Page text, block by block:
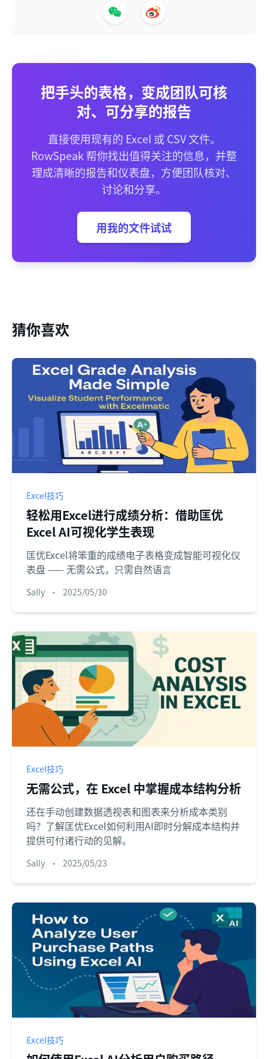
把手头的表格，变成团队可核
对、可分享的报告
直接使用现有的 Excel 或 CSV 文件。
RowSpeak 帮你找出值得关注的信息，并整
理成清晰的报告和仪表盘，方便团队核对、
讨论和分享。
用我的文件试试
猜你喜欢
Excel技巧
轻松用Excel进行成绩分析：借助匡优
Excel AI可视化学生表现
匡优Excel将笨重的成绩电子表格变成智能可视化仪
表盘 —— 无需公式，只需自然语言
Sally • 2025/05/30
Excel技巧
无需公式，在 Excel 中掌握成本结构分析
还在手动创建数据透视表和图表来分析成本类别
吗？了解匡优Excel如何利用AI即时分解成本结构并
提供可付诸行动的见解。
Sally • 2025/05/23
Excel技巧